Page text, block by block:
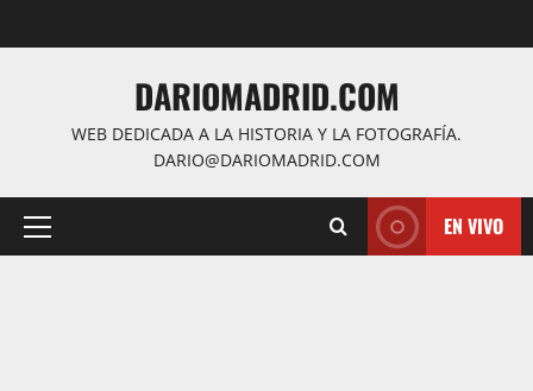
al
DARIOMADRID.COM
WEB DEDICADA A LA HISTORIA Y LA FOTOGRAFÍA.
DARIO@DARIOMADRID.COM
Menú
EN VIVO